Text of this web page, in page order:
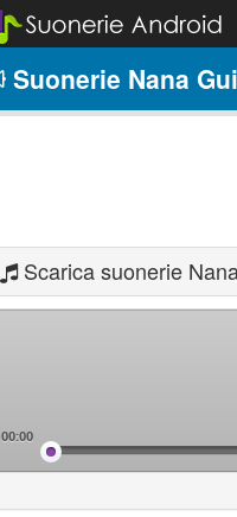
Suonerie Nana
Scarica suonerie
00:00